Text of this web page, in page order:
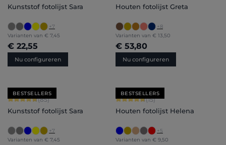
Kunststof fotolijst Sara
+7
Varianten van € 7,45
€ 22,55
Nu configureren
Houten fotolijst Greta
+8
Varianten van € 13,50
€ 53,80
Nu configureren
BESTSELLERS
Gemiddelde waardering van 4.71 van 5 sterren
(85)
Kunststof fotolijst Sara
+7
Varianten van € 7,45
BESTSELLERS
Gemiddelde waardering van 4.8 van
(15)
Houten fotolijst Helena
+5
Varianten van € 9,50